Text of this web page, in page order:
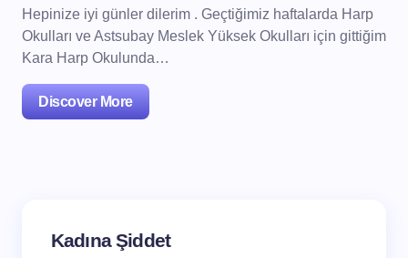
Hepinize iyi günler dilerim . Geçtiğimiz haftalarda Harp
Okulları ve Astsubay Meslek Yüksek Okulları için gittiğim
Kara Harp Okulunda…
Discover More
Kadına Şiddet